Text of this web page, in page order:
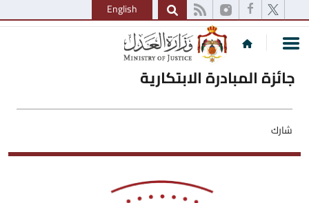
English
جائزة المبادرة الابتكارية
شارك